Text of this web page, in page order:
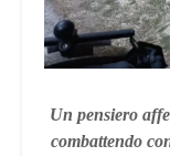
Un pensiero
combattendo